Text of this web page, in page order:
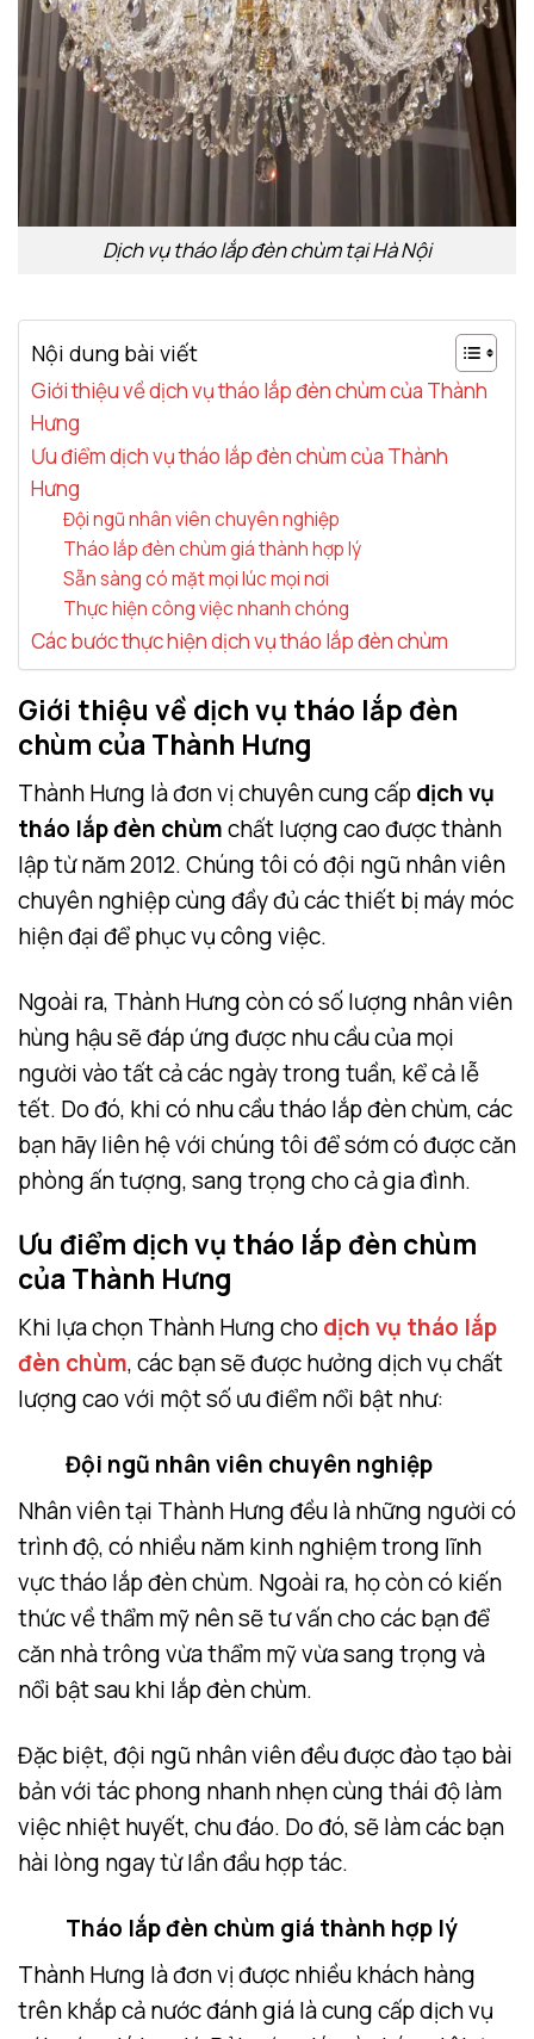
Dịch vụ tháo lắp đèn chùm tại Hà Nội
Nội dung bài viết
Giới thiệu về dịch vụ tháo lắp đèn chùm của Thành
Hưng
Ưu điểm dịch vụ tháo lắp đèn chùm của Thành
Hưng
Đội ngũ nhân viên chuyên nghiệp
Tháo lắp đèn chùm giá thành hợp lý
Sẵn sàng có mặt mọi lúc mọi nơi
Thực hiện công việc nhanh chóng
Các bước thực hiện dịch vụ tháo lắp đèn chùm
Giới thiệu về dịch vụ tháo lắp đèn
chùm của Thành Hưng
Thành Hưng là đơn vị chuyên cung cấpdịch vụ
tháo lắp đèn chùmchất lượng cao được thành
lập từ năm 2012. Chúng tôi có đội ngũ nhân viên
chuyên nghiệp cùng đầy đủ các thiết bị máy móc
hiện đại để phục vụ công việc.
Ngoài ra, Thành Hưng còn có số lượng nhân viên
hùng hậu sẽ đáp ứng được nhu cầu của mọi
người vào tất cả các ngày trong tuần, kể cả lễ
tết. Do đó, khi có nhu cầu tháo lắp đèn chùm, các
bạn hãy liên hệ với chúng tôi để sớm có được căn
phòng ấn tượng, sang trọng cho cả gia đình.
Ưu điểm dịch vụ tháo lắp đèn chùm
của Thành Hưng
Khi lựa chọn Thành Hưng chodịch vụ tháo lắp
đèn chùm, các bạn sẽ được hưởng dịch vụ chất
lượng cao với một số ưu điểm nổi bật như:
Đội ngũ nhân viên chuyên nghiệp
Nhân viên tại Thành Hưng đều là những người có
trình độ, có nhiều năm kinh nghiệm trong lĩnh
vực tháo lắp đèn chùm. Ngoài ra, họ còn có kiến
thức về thẩm mỹ nên sẽ tư vấn cho các bạn để
căn nhà trông vừa thẩm mỹ vừa sang trọng và
nổi bật sau khi lắp đèn chùm.
Đặc biệt, đội ngũ nhân viên đều được đào tạo bài
bản với tác phong nhanh nhẹn cùng thái độ làm
việc nhiệt huyết, chu đáo. Do đó, sẽ làm các bạn
hài lòng ngay từ lần đầu hợp tác.
Tháo lắp đèn chùm giá thành hợp lý
Thành Hưng là đơn vị được nhiều khách hàng
trên khắp cả nước đánh giá là cung cấp dịch vụ